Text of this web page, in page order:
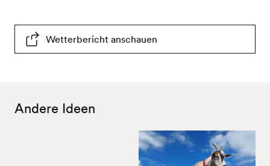
Wetterbericht anschauen
Andere Ideen